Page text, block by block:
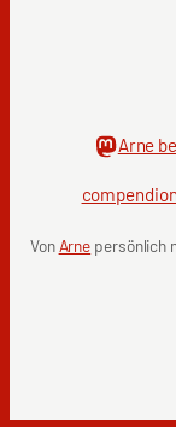
Arne
VonArne persönlich